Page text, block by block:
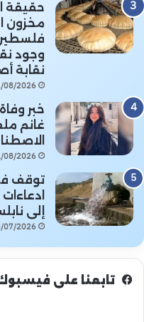
حقيقة
مخزون
وجود
نقابة
08/2026
خبر
غانم
08/2026
توقف
إلى
07/2026
تابعنا على